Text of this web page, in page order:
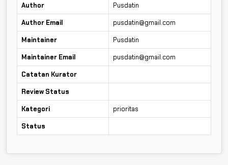
Author
Pusdatin
Author Email
pusdatin@gmail.com
Maintainer
Pusdatin
Maintainer Email
pusdatin@gmail.com
Catatan Kurator
Review Status
Kategori
prioritas
Status